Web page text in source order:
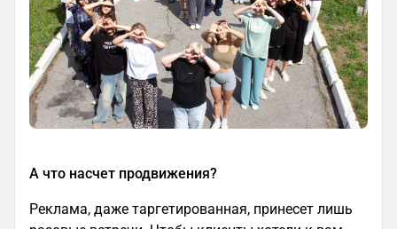
А что насчет продвижения?
Реклама, даже таргетированная, принесет лишь